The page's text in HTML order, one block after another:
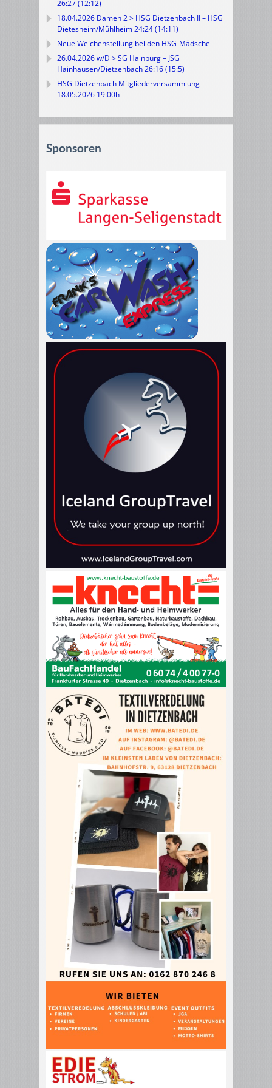
26:27 (12:12)
18.04.2026 Damen 2 > HSG Dietzenbach II – HSG
Dietesheim/Mühlheim 24:24 (14:11)
Neue Weichenstellung bei den HSG-Mädsche
26.04.2026 w/D > SG Hainburg – JSG
Hainhausen/Dietzenbach 26:16 (15:5)
HSG Dietzenbach Mitgliederversammlung
18.05.2026 19:00h
Sponsoren